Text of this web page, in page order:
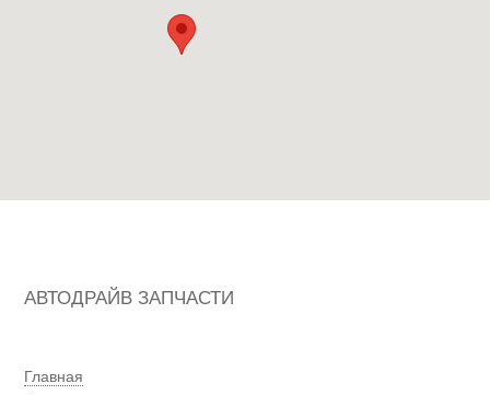
АВТОДРАЙВ ЗАПЧАСТИ
Главная